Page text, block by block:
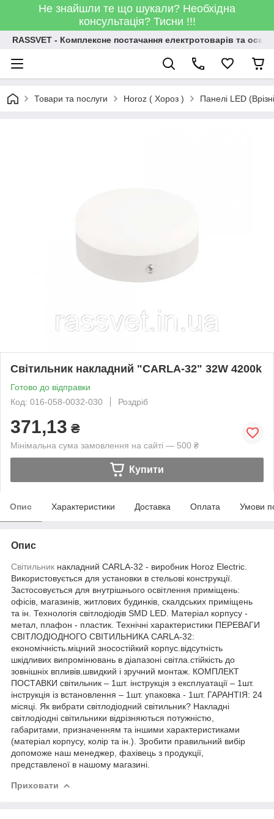
Не знайшли те що шукали? Необхідна
консультація? Тисни !!!
RASSVET - Комплексне постачання електротоварів та
Товари та послуги Horoz ( Хороз ) Панелі LED
Світильник накладний "CARLA-32" 32W 4200k
Готово до відправки
Код: 016-058-0032-030
Роздріб
371,13 ₴
Мінімальна сума замовлення на сайті — 500 ₴
Купити
Опис Характеристики Доставка Оплата Умови
Опис
Світильник накладний CARLA-32 - виробник Horoz Electric.
Використовується для установки в стельові конструкції.
Застосовується для внутрішнього освітлення приміщень:
офісів, магазинів, житлових будинків, скалдських приміщень
та ін. Технологія світлодіодів SMD LED. Матеріал корпусу -
метал, плафон - пластик. Технічні характеристики ПЕРЕВАГИ
СВІТЛОДІОДНОГО СВІТИЛЬНИКА CARLA-32:
економічність.міцний зносостійкий корпус.відсутність
шкідливих випромінювань в діапазоні світла.стійкість до
зовнішніх впливів.швидкий і зручний монтаж. КОМПЛЕКТ
ПОСТАВКИ світильник – 1шт. інструкція з експлуатації – 1шт.
інструкція із встановлення – 1шт. упаковка - 1шт. ГАРАНТІЯ: 24
місяці. Як вибрати світлодіодний світильник? Накладні
світлодіодні світильники відрізняються потужністю,
габаритами, призначенням та іншими характеристиками
(матеріал корпусу, колір та ін.). Зробити правильний вибір
допоможе наш менеджер, фахівець з продукції,
представленої в нашому магазині.
Приховати